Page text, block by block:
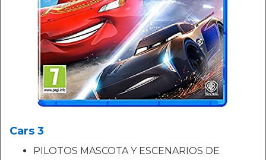
Cars 3
PILOTOS MASCOTA Y ESCENARIOS DE